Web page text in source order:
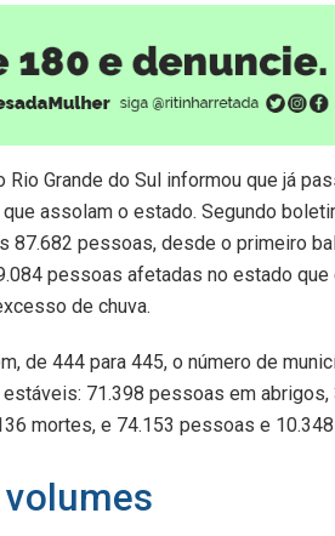
Rio Grande do Sul informou que já
assolam o estado. Segundo
87.682‬ pessoas, desde o primeiro
pessoas afetadas no estado
de chuva.
de 444 para 445, o número de
71.398 pessoas em
mortes, e 74.153 pessoas e